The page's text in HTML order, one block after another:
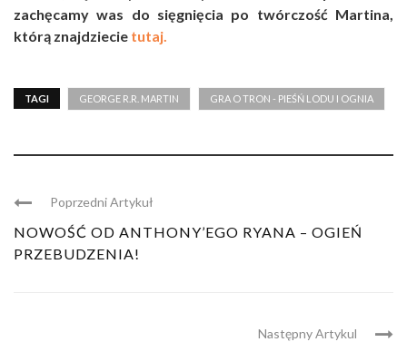
zachęcamy was do sięgnięcia po twórczość Martina,
którą znajdziecie tutaj.
TAGI GEORGE R.R. MARTIN GRA O TRON - PIEŚŃ LODU I OGNIA
Poprzedni Artykuł
NOWOŚĆ OD ANTHONY’EGO RYANA – OGIEŃ
PRZEBUDZENIA!
Następny Artykul